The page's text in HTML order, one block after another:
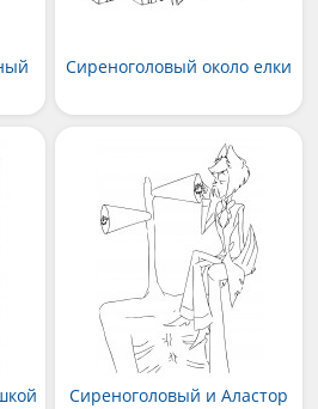
Сиреноголовый около елки
Сиреноголовый и Аластор